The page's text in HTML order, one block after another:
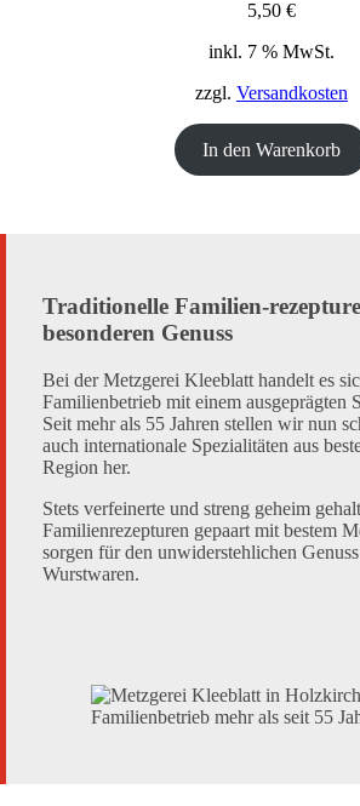
5,50 €
inkl. 7 % MwSt.
zzgl. Versandkosten
In den Warenkorb
Traditionelle Familien-
besonderen Genuss
Bei der Metzgerei Kleeblatt handelt es
Familienbetrieb mit einem ausgeprägten
Seit mehr als 55 Jahren stellen wir nun
auch internationale Spezialitäten aus
Region her.
Stets verfeinerte und streng geheim
Familienrezepturen gepaart mit bestem
sorgen für den unwiderstehlichen
Wurstwaren.